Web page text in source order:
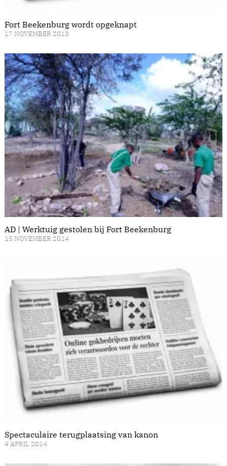
Fort Beekenburg wordt opgeknapt
17 NOVEMBER 2013
AD | Werktuig gestolen bij Fort Beekenburg
15 NOVEMBER 2014
Spectaculaire terugplaatsing van kanon
4 APRIL 2014